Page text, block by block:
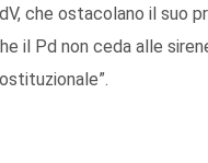
che ostacolano il suo
il Pd non ceda alle